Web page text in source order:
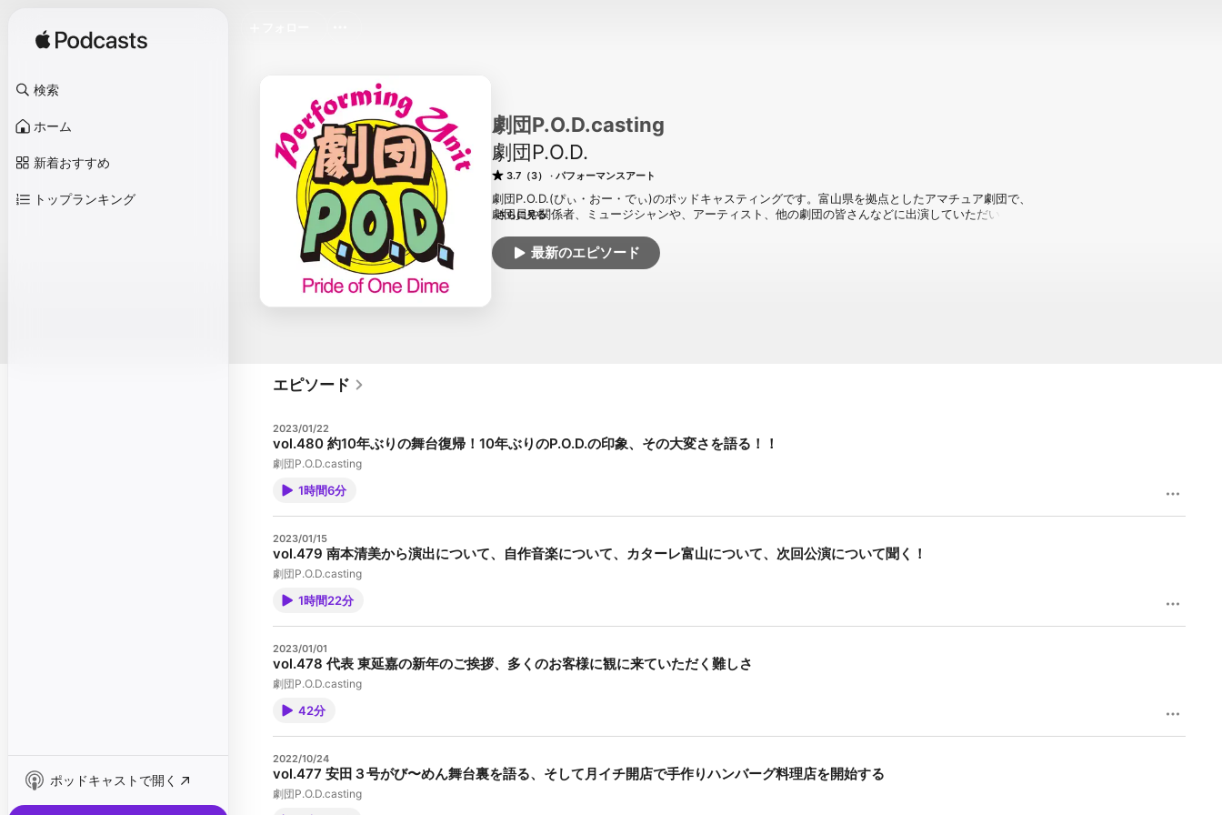
検索
ホーム
新着おすすめ
トップランキング
ポッドキャストで開く
劇団P.O.D.casting
劇団P.O.D.
3.7（3） パフォーマンスアート
劇団P.O.D.(ぴぃ・おー・でぃ)のポッドキャスティングです。富山県を拠点としたアマチュア劇団で、
劇団員や関係者、ミュージシャンや、アーティスト、他の劇団の皆さんなどに出演していただいて、オ
さい。
さらに見る
最新のエピソード
エピソード
2023/01/22
vol.480 約10年ぶりの舞台復帰！10年ぶりのP.O.D.の印象、その大変さを語る！！
劇団P.O.D.casting
1時間6分
2023/01/15
vol.479 南本清美から演出について、自作音楽について、カターレ富山について、次回公演について聞く！
劇団P.O.D.casting
1時間22分
2023/01/01
vol.478 代表 東延嘉の新年のご挨拶、多くのお客様に観に来ていただく難しさ
劇団P.O.D.casting
42分
2022/10/24
vol.477 安田３号がび〜めん舞台裏を語る、そして月イチ開店で手作りハンバーグ料理店を開始する
劇団P.O.D.casting